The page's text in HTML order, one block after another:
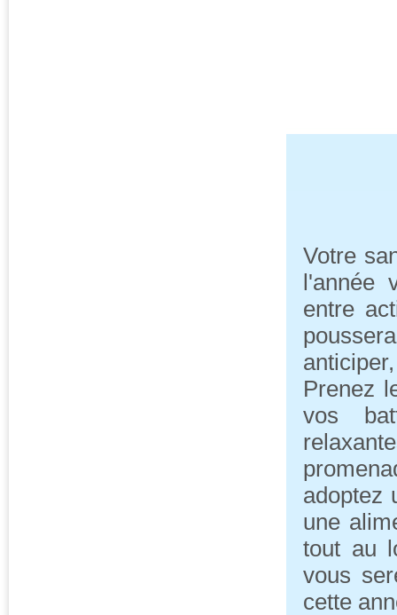
Votre
l'année
entre
Prenez
vos
adoptez
une
tout au
vous
cette